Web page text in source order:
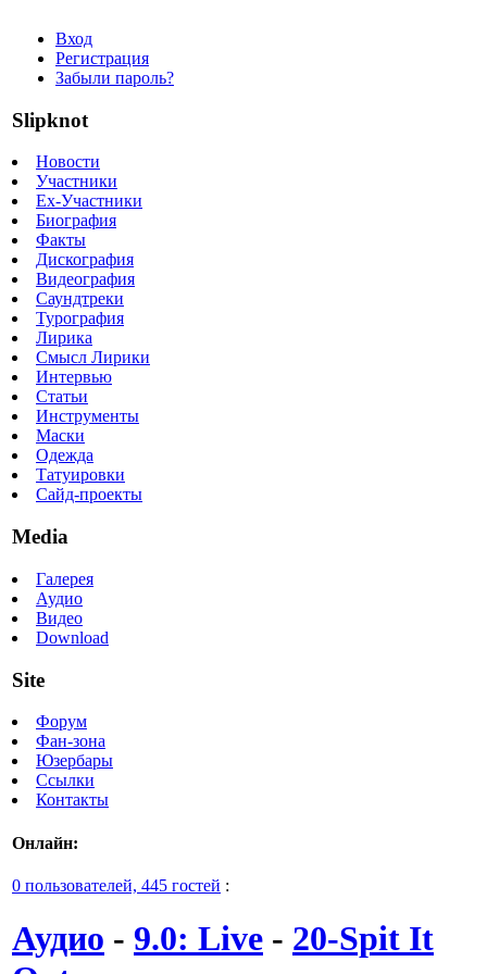
Вход
Регистрация
Забыли пароль?
Slipknot
Новости
Участники
Ex-Участники
Биография
Факты
Дискография
Видеография
Саундтреки
Турография
Лирика
Смысл Лирики
Интервью
Статьи
Инструменты
Маски
Одежда
Татуировки
Сайд-проекты
Media
Галерея
Аудио
Видео
Download
Site
Форум
Фан-зона
Юзербары
Ссылки
Контакты
Онлайн:
0 пользователей, 445 гостей :
Аудио - 9.0: Live - 20-Spit It